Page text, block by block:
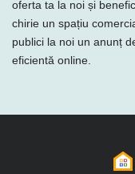
oferta ta la noi și
chirie un spațiu
publici la noi un anunț
eficientă online.